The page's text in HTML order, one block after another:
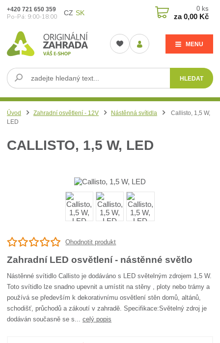
CZ SK
MENU
HLEDAT
+420 721 650 359
Po-Pá: 9:00-18:00
0 ks
za0,00 Kč
Úvod Zahradní osvětlení - 12V Nástěnná svítidla
Callisto, 1,5 W,
LED
CALLISTO, 1,5 W, LED
Ohodnotit produkt
Zahradní LED osvětlení - nástěnné světlo
Nástěnné svítidlo Callisto je dodáváno s LED světelným zdrojem 1,5 W.
Toto svítidlo lze snadno upevnit a umístit na stěny , ploty nebo trámy a
používá se především k dekorativnímu osvětlení stěn domů, altánů,
schodišť, průchodů a zákoutí v zahradě. Specifikace:Světelný zdroj je
dodáván současně se s...celý popis